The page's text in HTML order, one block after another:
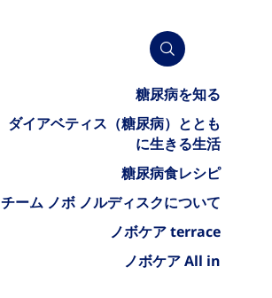
糖尿病を知る
ダイアベティス（糖尿病）ととも
に生きる生活
糖尿病食レシピ
チーム ノボ ノルディスクについて
ノボケア terrace
ノボケア All in